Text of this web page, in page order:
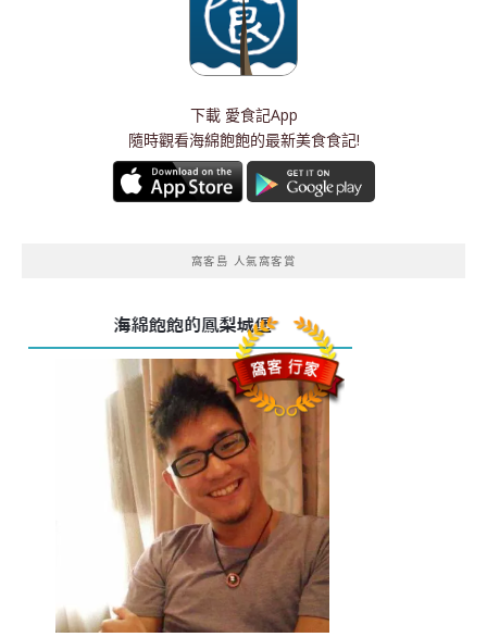
下載 愛食記App
隨時觀看海綿飽飽的最新美食食記!
窩客島 人氣窩客賞